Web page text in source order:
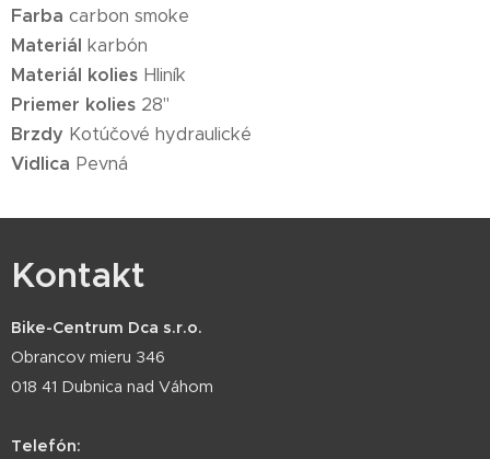
Farba carbon smoke
Materiál karbón
Materiál kolies Hliník
Priemer kolies 28"
Brzdy Kotúčové hydraulické
Vidlica Pevná
Kontakt
Bike-Centrum Dca s.r.o.
Obrancov mieru 346
018 41 Dubnica nad Váhom
Telefón: